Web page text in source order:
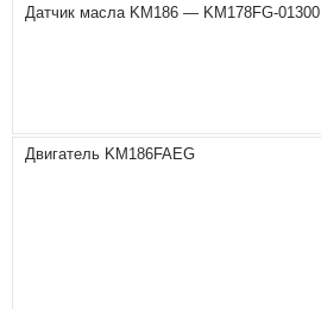
Датчик масла KM186 — KM178FG-01300
Двигатель KM186FAEG